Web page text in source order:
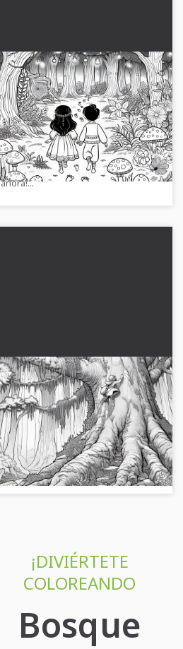
Niños siguen en el bosque
de cuentos encantados -
plantilla de colorear de
huellas curiosas gratis
¿Te apetece una creativa plantilla
para colorear? Los niños siguen
curiosos las huellas en el bosque
encantado. ¡Descárgala gratis
ahora!...
Niño trepando en el bosque
encantado de cuentos de
hadas sobre un enorme
árbol cubierto de musgo -
Imagen para colorear gratis
La imagen para colorear muestra a
un niño en el bosque de cuentos
sobre un árbol. ¡Descarga la imagen
gratuita ahora!...
¡DIVIÉRTETE
COLOREANDO
Bosque